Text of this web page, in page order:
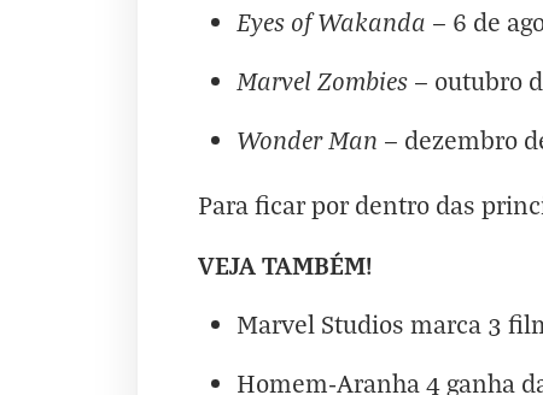
Eyes of Wakanda — 6 de
Marvel Zombies — outubro
Wonder Man — dezembro
Para ficar por dentro das
VEJA TAMBÉM!
Marvel Studios marca 3
Homem-Aranha 4 ganha